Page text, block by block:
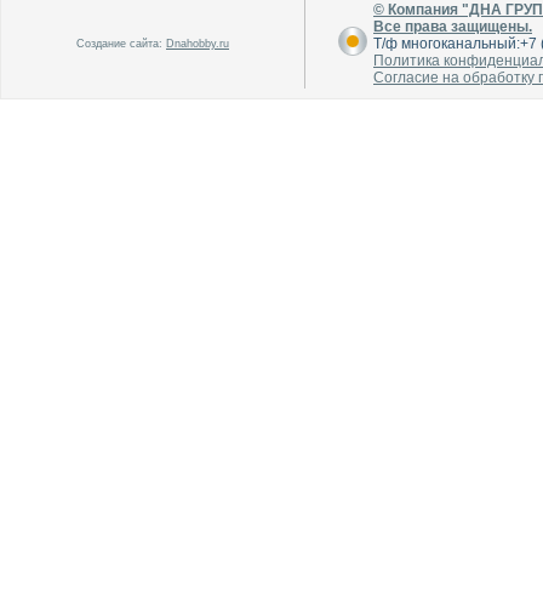
Создание сайта: Dnahobby.ru
© Компания "ДНА
Все права защищены.
Т/ф
Политика
Согласие на